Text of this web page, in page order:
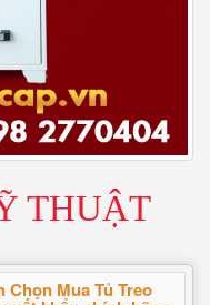
THUẬT
Chọn Mua Tủ Treo